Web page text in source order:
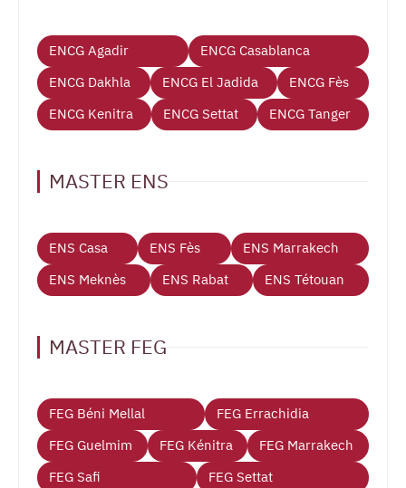
ENCG Agadir
ENCG Casablanca
ENCG Dakhla
ENCG El Jadida
ENCG Fès
ENCG Kenitra
ENCG Settat ENCG Tanger
MASTER ENS
ENS Casa ENS Fès
ENS Marrakech
ENS Meknès
ENS Rabat ENS Tétouan
MASTER FEG
FEG Béni Mellal
FEG Errachidia
FEG Guelmim
FEG Kénitra
FEG Marrakech
FEG Safi
FEG Settat